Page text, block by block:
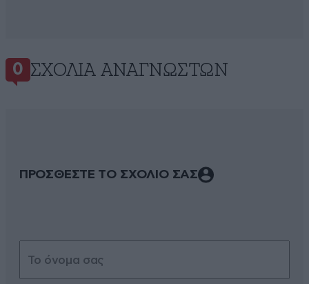
0 ΣΧΌΛΙΑ ΑΝΑΓΝΩΣΤΏΝ
ΠΡΟΣΘΕΣΤΕ ΤΟ ΣΧΟΛΙΟ ΣΑΣ